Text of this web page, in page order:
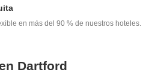
en más del 90 % de nuestros hoteles.
Dartford